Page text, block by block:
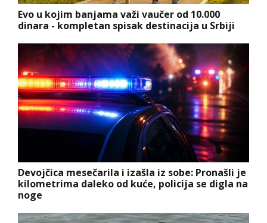
Evo u kojim banjama važi vaučer od 10.000
dinara - kompletan spisak destinacija u Srbiji
Devojčica mesečarila i izašla iz sobe: Pronašli je
kilometrima daleko od kuće, policija se digla na
noge